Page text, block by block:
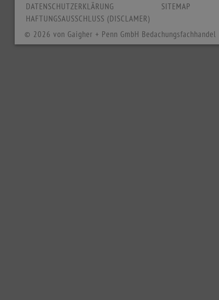
DATENSCHUTZERKLÄRUNG
HAFTUNGSAUSSCHLUSS (DISCLAMER)
SITEMAP
© 2026 von Gaigher + Penn GmbH Bedachungsfachhandel